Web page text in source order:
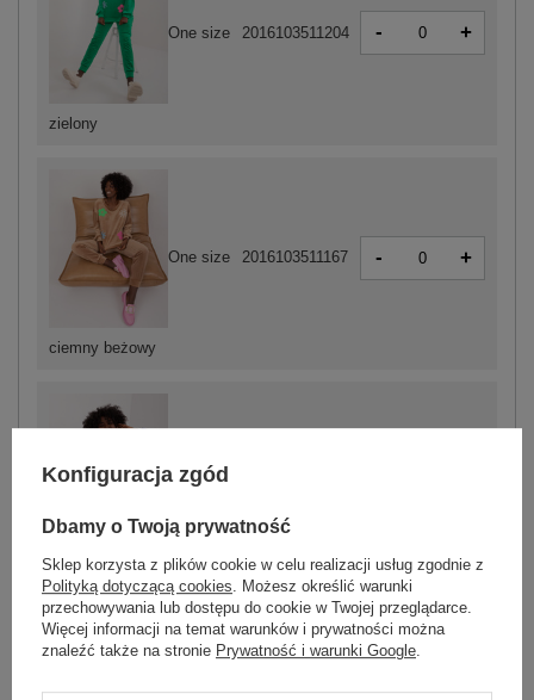
zielony
One size 2016103511204 - +
ciemny beżowy
One size 2016103511167 - +
jasny fioletowy
One size
Zobacz wszystkie kolory (+4)
Konfiguracja zgód
Dbamy o Twoją prywatność
Sklep korzysta z plików cookie w celu realizacji usług zgodnie z
Polityką dotyczącą cookies . Możesz określić warunki
przechowywania lub dostępu do cookie w Twojej przeglądarce.
Więcej informacji na temat warunków i prywatności można
znaleźć także na stronie Prywatność i warunki Google